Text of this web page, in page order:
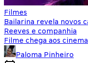
Filmes
Bailarina revela novos
Reeves e companhia
Filme chega aos
Paloma Pinheiro